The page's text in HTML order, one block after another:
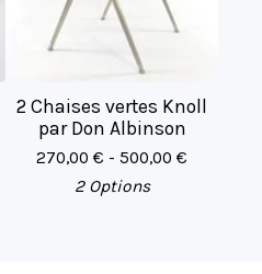
2 Chaises vertes Knoll
par Don Albinson
270,00 € - 500,00 €
2 Options